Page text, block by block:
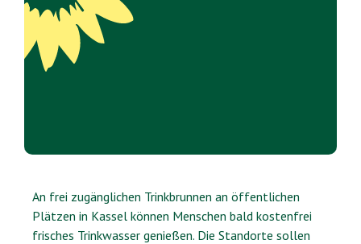
An frei zugänglichen Trinkbrunnen an öffentlichen
Plätzen in Kassel können Menschen bald kostenfrei
frisches Trinkwasser genießen. Die Standorte sollen